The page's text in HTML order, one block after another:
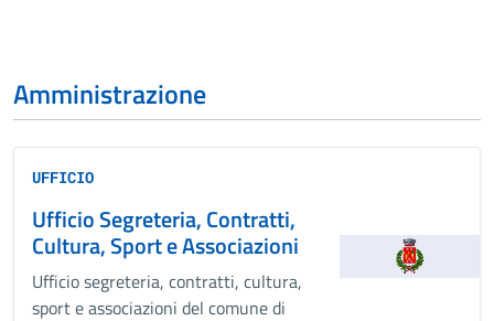
Amministrazione
UFFICIO
Ufficio Segreteria, Contratti,
Cultura, Sport e Associazioni
Ufficio segreteria, contratti, cultura,
sport e associazioni del comune di